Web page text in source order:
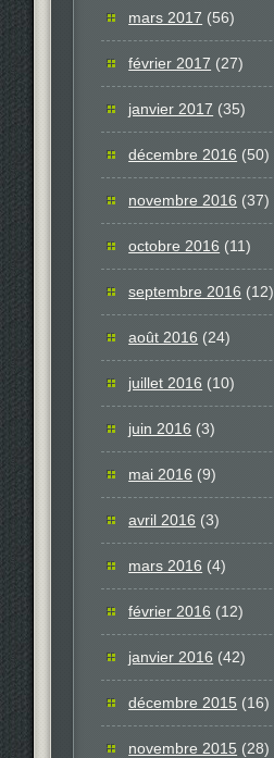
mars 2017 (56)
février 2017 (27)
janvier 2017 (35)
décembre 2016 (50)
novembre 2016 (37)
octobre 2016 (11)
septembre 2016 (12)
août 2016 (24)
juillet 2016 (10)
juin 2016 (3)
mai 2016 (9)
avril 2016 (3)
mars 2016 (4)
février 2016 (12)
janvier 2016 (42)
décembre 2015 (16)
novembre 2015 (28)